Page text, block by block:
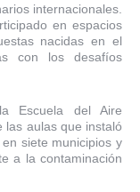
internacionales.
en espacios
nacidas en el
con los desafíos
Escuela del Aire
las aulas que instaló
siete municipios y
a la contaminación